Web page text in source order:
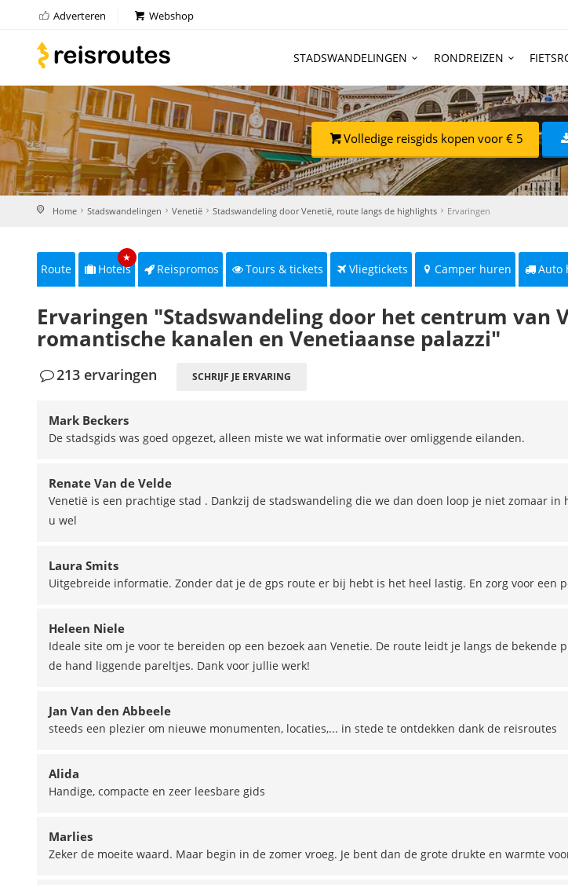
Adverteren Webshop
STADSWANDELINGEN RONDREIZEN
Volledige reisgids kopen voor € 5
Home Stadswandelingen Venetië Stadswandeling door Venetië, route langs de highlights Ervaringen
Route Hotels
★
Reispromos Tours & tickets Vliegtickets Camper huren Auto
Ervaringen "Stadswandeling door het centrum van
romantische kanalen en Venetiaanse palazzi"
213 ervaringen SCHRIJF JE ERVARING
Mark Beckers
De stadsgids was goed opgezet, alleen miste we wat informatie over omliggende eilanden.
Renate Van de Velde
Venetië is een prachtige stad . Dankzij de stadswandeling die we dan doen loop je niet zomaar
u wel
Laura Smits
Uitgebreide informatie. Zonder dat je de gps route er bij hebt is het heel lastig. En zorg voor een
Heleen Niele
Ideale site om je voor te bereiden op een bezoek aan Venetie. De route leidt je langs de bekende
de hand liggende pareltjes. Dank voor jullie werk!
Jan Van den Abbeele
steeds een plezier om nieuwe monumenten, locaties,... in stede te ontdekken dank de reisroutes
Alida
Handige, compacte en zeer leesbare gids
Marlies
Zeker de moeite waard. Maar begin in de zomer vroeg. Je bent dan de grote drukte en warmte